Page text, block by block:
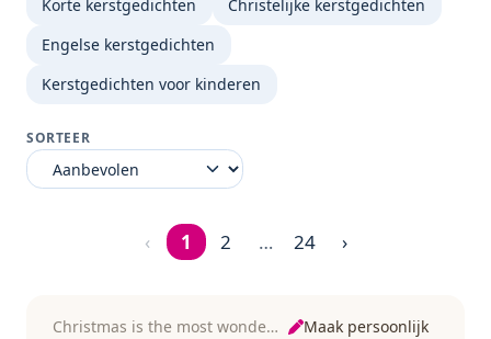
Korte kerstgedichten
Christelijke kerstgedichten
Engelse kerstgedichten
Kerstgedichten voor kinderen
SORTEER
Pagina 1 van 24
‹ 1 2 … 24 ›
Christmas is the most wonderful time Maak persoonlijk